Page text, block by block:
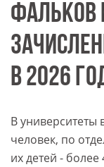
ФАЛЬКОВ
В 2026
В университеты
человек, по
их детей -